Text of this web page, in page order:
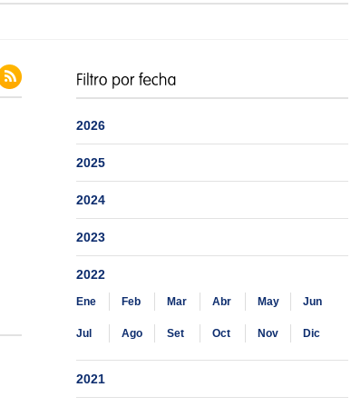
2026
2025
2024
2023
2022
Ene Feb Mar Abr May Jun
Jul Ago Set Oct Nov Dic
2021